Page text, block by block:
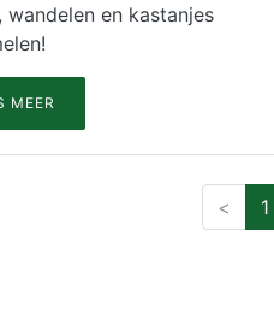
wandelen en kastanjes
MEER
< 1